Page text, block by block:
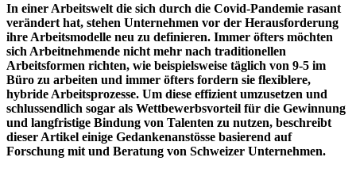
In einer Arbeitswelt die sich durch die Covid-Pandemie rasant
verändert hat, stehen Unternehmen vor der Herausforderung
ihre Arbeitsmodelle neu zu definieren. Immer öfters möchten
sich Arbeitnehmende nicht mehr nach traditionellen
Arbeitsformen richten, wie beispielsweise täglich von 9-5 im
Büro zu arbeiten und immer öfters fordern sie flexiblere,
hybride Arbeitsprozesse. Um diese effizient umzusetzen und
schlussendlich sogar als Wettbewerbsvorteil für die Gewinnung
und langfristige Bindung von Talenten zu nutzen, beschreibt
dieser Artikel einige Gedankenanstösse basierend auf
Forschung mit und Beratung von Schweizer Unternehmen.